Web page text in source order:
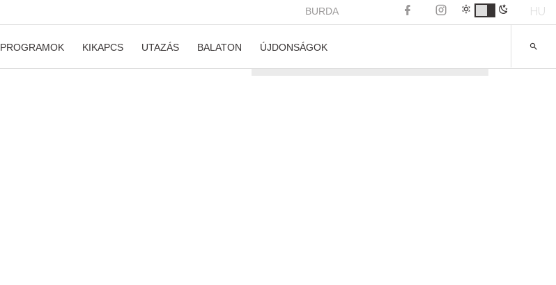
BURDA HU
PROGRAMOK KIKAPCS UTAZÁS BALATON ÚJDONSÁGOK